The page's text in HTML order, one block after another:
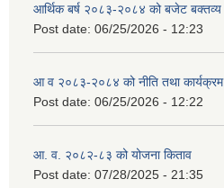
आर्थिक बर्ष २०८३-२०८४ को बजेट बक्तव्य
Post date: 06/25/2026 - 12:23
आ व २०८३-२०८४ को नीति तथा कार्यक्रम
Post date: 06/25/2026 - 12:22
आ. व. २०८२-८३ को योजना किताव
Post date: 07/28/2025 - 21:35